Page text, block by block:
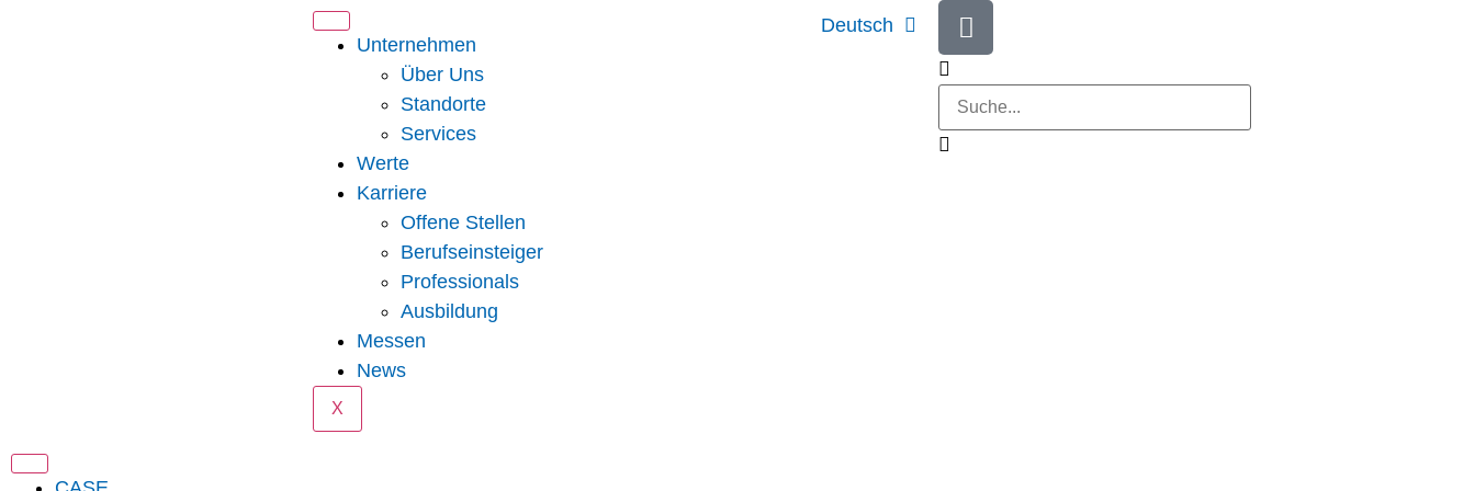
Unternehmen
Über Uns
Standorte
Services
Werte
Karriere
Offene Stellen
Berufseinsteiger
Professionals
Ausbildung
Messen
News
X
Deutsch